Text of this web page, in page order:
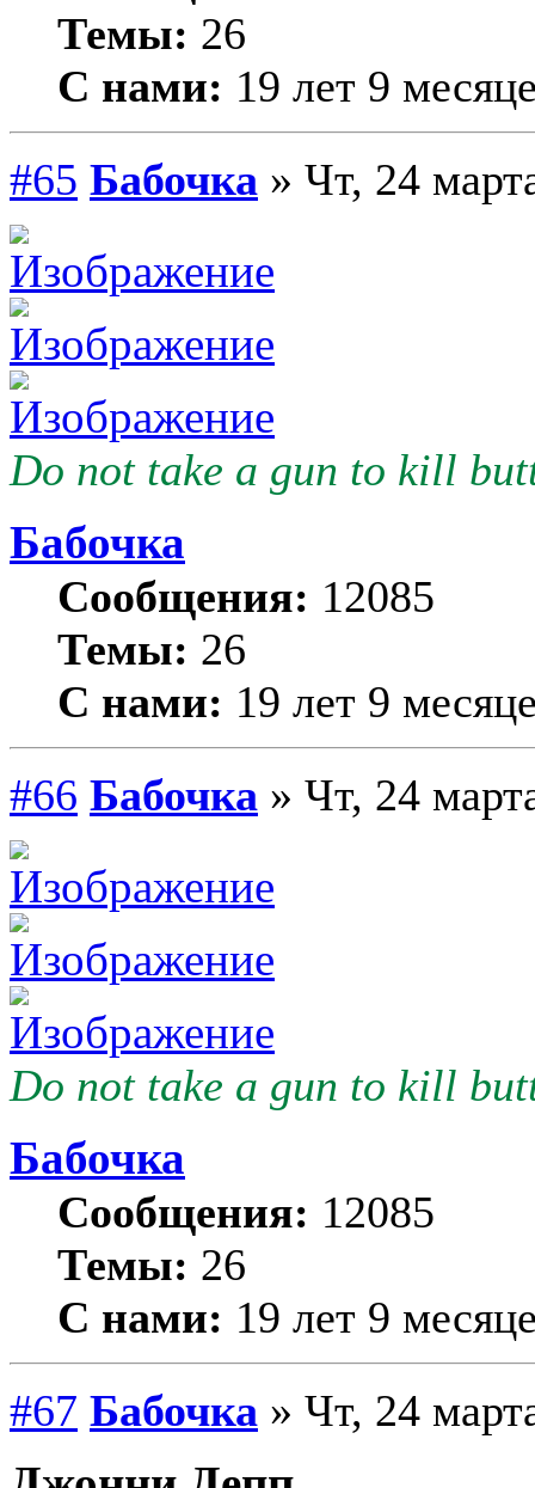
Темы: 26
С нами: 19 лет 9
#65 Бабочка » Чт, 24
Do not take a gun to kill
Бабочка
Сообщения: 12085
Темы: 26
С нами: 19 лет 9
#66 Бабочка » Чт, 24
Do not take a gun to kill
Бабочка
Сообщения: 12085
Темы: 26
С нами: 19 лет 9
#67 Бабочка » Чт, 24